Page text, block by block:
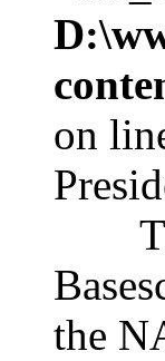
on
the